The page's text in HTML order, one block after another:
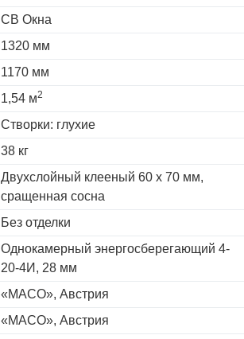
СВ Окна
1320 мм
1170 мм
1,54 м2
Створки: глухие
38 кг
Двухслойный клееный 60 х 70 мм,
сращенная сосна
Без отделки
Однокамерный энергосберегающий 4-
20-4И, 28 мм
«MACO», Австрия
«MACO», Австрия